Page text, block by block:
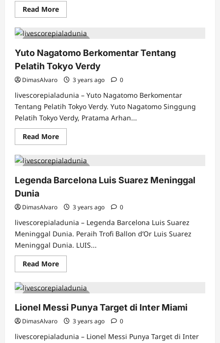
Read MoreRead
more
Inilah
Skuad
AFF
U-
23
2023
5 minutes read
Yuto Nagatomo Berkomentar Tentang
Pelatih Tokyo Verdy
DimasAlvaro 3 years ago 0
livescorepialadunia – Yuto Nagatomo Berkomentar
Tentang Pelatih Tokyo Verdy. Yuto Nagatomo Singgung
Pelatih Tokyo Verdy, Pratama Arhan...
Read MoreRead
more
Yuto
Nagatomo
Tentang
Pelatih
5 minutes read
Legenda Barcelona Luis Suarez Meninggal
Dunia
DimasAlvaro 3 years ago 0
livescorepialadunia – Legenda Barcelona Luis Suarez
Meninggal Dunia. Peraih Trofi Ballon d’Or Luis Suarez
Meninggal Dunia. LUIS...
Read MoreRead
more
Legenda
Barcelona
Suarez
Meninggal
Dunia
5 minutes read
Lionel Messi Punya Target di Inter Miami
DimasAlvaro 3 years ago 0
livescorepialadunia – Lionel Messi Punya Target di Inter